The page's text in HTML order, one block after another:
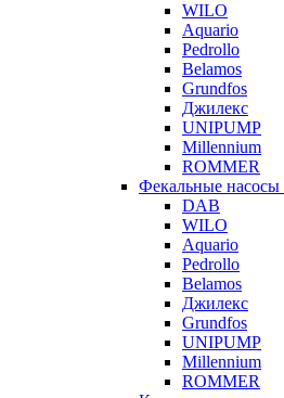
WILO
Aquario
Pedrollo
Belamos
Grundfos
Джилекс
UNIPUMP
Millennium
ROMMER
Фекальные насосы
DAB
WILO
Aquario
Pedrollo
Belamos
Джилекс
Grundfos
UNIPUMP
Millennium
ROMMER